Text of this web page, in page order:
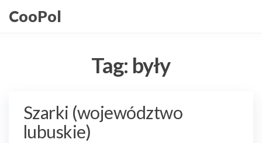
doCooPol
Tag: były
Szarki (województwo
lubuskie)